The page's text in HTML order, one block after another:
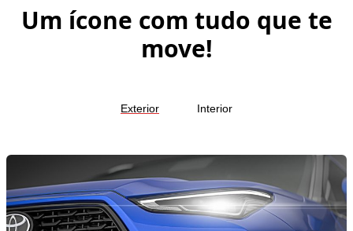
Um ícone com tudo que te
move!
Exterior Interior